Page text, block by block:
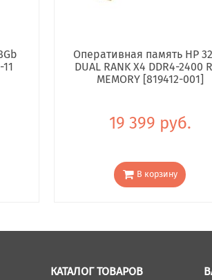
Оперативная память HP
DUAL RANK X4 DDR4-2400
MEMORY [819412-001]
19 399 руб.
В корзину
КАТАЛОГ ТОВАРОВ